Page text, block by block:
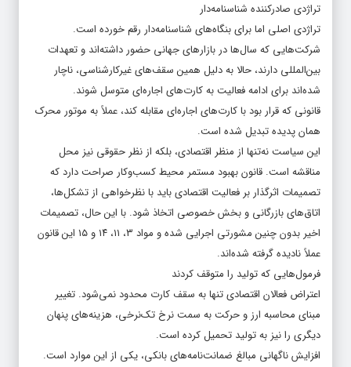
تراژدی صادرکننده شناسنامه‌دار
تراژدی اصلی اما برای بنگاه‌های شناسنامه‌دار رقم خورده است.
شرکت‌هایی که سال‌ها در بازارهای جهانی حضور داشته‌اند و تعهدات
بین‌المللی دارند، حالا به دلیل همین سقف‌های غیرکارشناسی، ناچار
شده‌اند برای ادامه فعالیت به کارت‌های اجاره‌ای متوسل شوند.
قانونی که قرار بود با کارت‌های اجاره‌ای مقابله کند، عملاً به موتور محرک
همان پدیده تبدیل شده است.
این سیاست نه‌تنها از منظر اقتصادی، بلکه از نظر حقوقی نیز محل
مناقشه است. قانون بهبود مستمر محیط کسب‌وکار صراحت دارد که
تصمیمات اثرگذار بر فعالیت اقتصادی باید با نظرخواهی از تشکل‌ها،
اتاق‌های بازرگانی و بخش خصوصی اتخاذ شود. با این حال، تصمیمات
اخیر بدون چنین مشورتی اجرایی شده و مواد ۳، ۱۱، ۱۴ و ۱۵ این قانون
عملاً نادیده گرفته شده‌اند.
فرمول‌هایی که تولید را متوقف کردند
اعتراض فعالان اقتصادی تنها به سقف کارت محدود نمی‌شود. تغییر
مبنای محاسبه ارز و حرکت به سمت نرخ تک‌نرخی، هزینه‌های پنهان
دیگری را نیز به تولید تحمیل کرده است.
افزایش ناگهانی مبالغ ضمانت‌نامه‌های بانکی، یکی از این موارد است.